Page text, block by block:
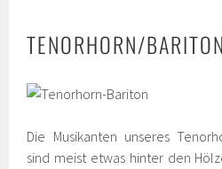
TENORHORN/BARITON
Die Musikanten unseres
sind meist etwas hinter den